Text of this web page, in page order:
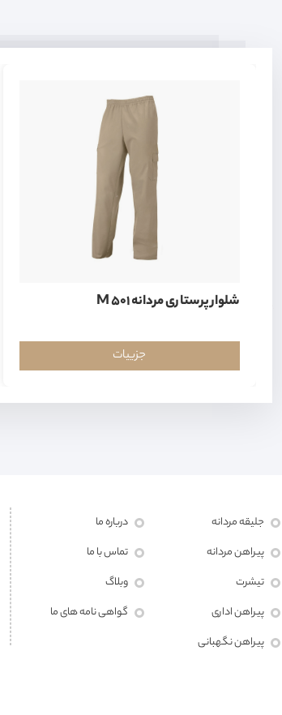
شلوار پرستاری مردانه M 501
جزییات
جلیقه مردانه
پیراهن مردانه
تیشرت
پیراهن اداری
پیراهن نگهبانی
درباره ما
تماس با ما
وبلاگ
گواهی نامه های ما